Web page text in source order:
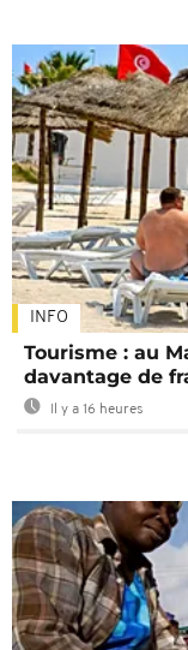
INFO
Tourisme : au
davantage de
Il y a 16 heures